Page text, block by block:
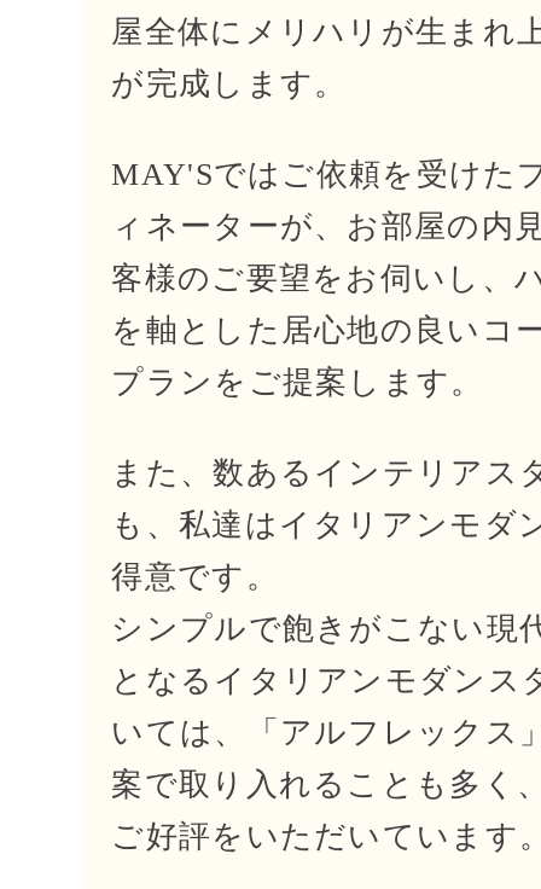
屋全体にメリハリが生まれ
が完成します。
MAY'Sではご依頼を受けた
ィネーターが、 お部屋の内
客様のご要望をお伺いし、
を軸とした居心地の良いコ
プランをご提案します。
また、数あるインテリアス
も、私達はイタリアンモダ
得意です。
シンプルで飽きがこない現
となるイタリアンモダンス
いては、「アルフレックス
案で取り入れることも多く
ご好評をいただいています